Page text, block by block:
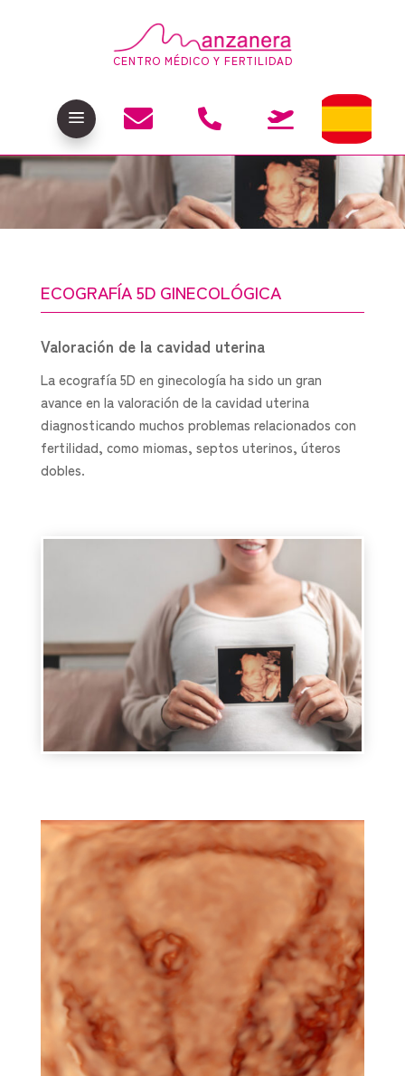
CENTRO MÉDICO Y FERTILIDAD
a   
ECOGRAFÍA 5D GINECOLÓGICA
Valoración de la cavidad uterina
La ecografía 5D en ginecología ha sido un gran
avance en la valoración de la cavidad uterina
diagnosticando muchos problemas relacionados con
fertilidad, como miomas, septos uterinos, úteros
dobles.